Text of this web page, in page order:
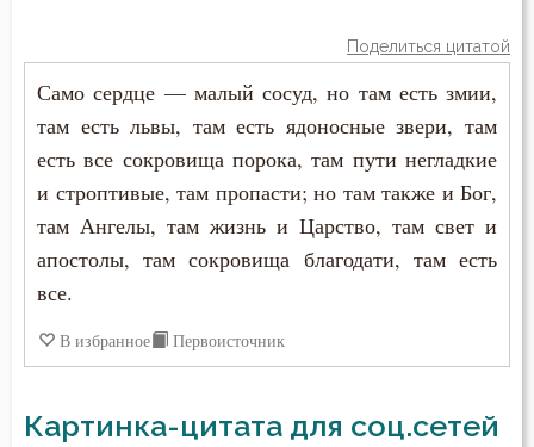
Поделиться цитатой
Само сердце — малый сосуд, но там есть змии,
там есть львы, там есть ядоносные звери, там
есть все сокровища порока, там пути негладкие
и строптивые, там пропасти; но там также и Бог,
там Ангелы, там жизнь и Царство, там свет и
апостолы, там сокровища благодати, там есть
все.
В избранное Первоисточник
Картинка-цитата для соц.сетей